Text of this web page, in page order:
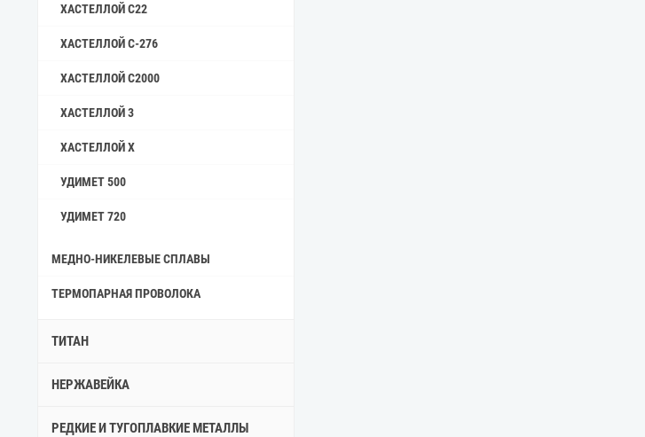
ХАСТЕЛЛОЙ C22
ХАСТЕЛЛОЙ C-276
ХАСТЕЛЛОЙ C2000
ХАСТЕЛЛОЙ 3
ХАСТЕЛЛОЙ X
УДИМЕТ 500
УДИМЕТ 720
МЕДНО-НИКЕЛЕВЫЕ СПЛАВЫ
ТЕРМОПАРНАЯ ПРОВОЛОКА
ТИТАН
НЕРЖАВЕЙКА
РЕДКИЕ И ТУГОПЛАВКИЕ МЕТАЛЛЫ